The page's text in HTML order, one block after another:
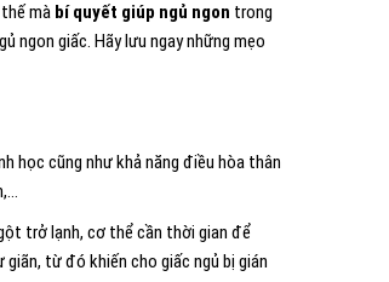
mà bí quyết giúp ngủ ngon trong
ngon giấc. Hãy lưu ngay những mẹo
cũng như khả năng điều hòa thân
trở lạnh, cơ thể cần thời gian để
từ đó khiến cho giấc ngủ bị gián